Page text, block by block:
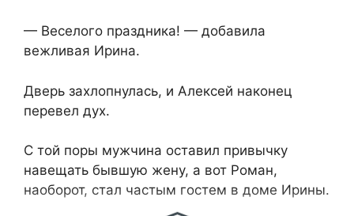
— Веселого праздника! — добавила
вежливая Ирина.
Дверь захлопнулась, и Алексей наконец
перевел дух.
С той поры мужчина оставил привычку
навещать бывшую жену, а вот Роман,
наоборот, стал частым гостем в доме Ирины.